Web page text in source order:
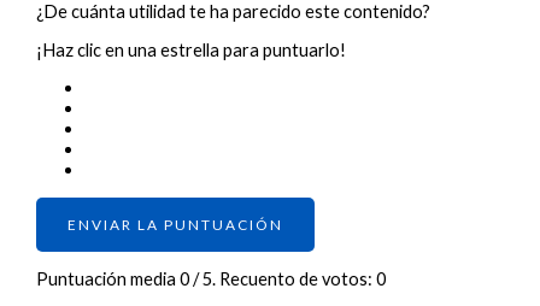
¿De cuánta utilidad te ha parecido este contenido?
¡Haz clic en una estrella para puntuarlo!
ENVIAR LA PUNTUACIÓN
Puntuación media0/ 5. Recuento de votos:0